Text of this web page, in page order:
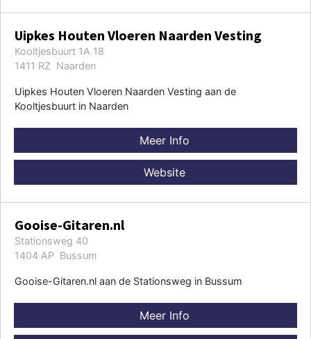
Uipkes Houten Vloeren Naarden Vesting
Kooltjesbuurt 1A 18
1411 RZ Naarden
Uipkes Houten Vloeren Naarden Vesting aan de
Kooltjesbuurt in Naarden
Meer Info
Website
Gooise-Gitaren.nl
Stationsweg 40
1404 AP Bussum
Gooise-Gitaren.nl aan de Stationsweg in Bussum
Meer Info